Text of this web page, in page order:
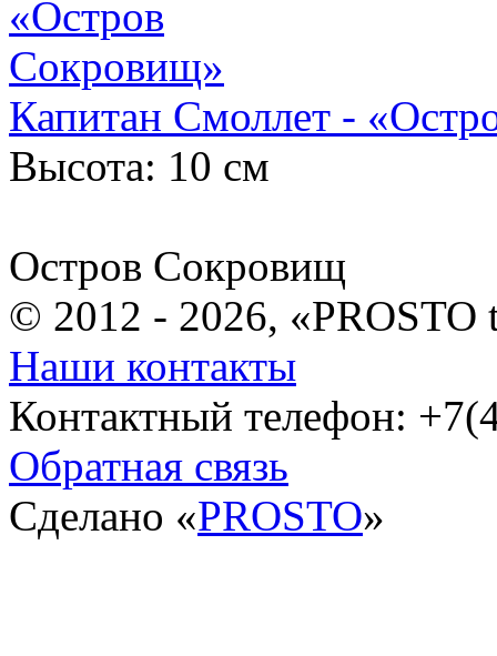
Капитан Смоллет -
Высота: 10 см
Остров Сокровищ
© 2012 - 2026, «PROSTO
Наши контакты
Контактный телефон:
Обратная связь
Сделано «PROSTO»